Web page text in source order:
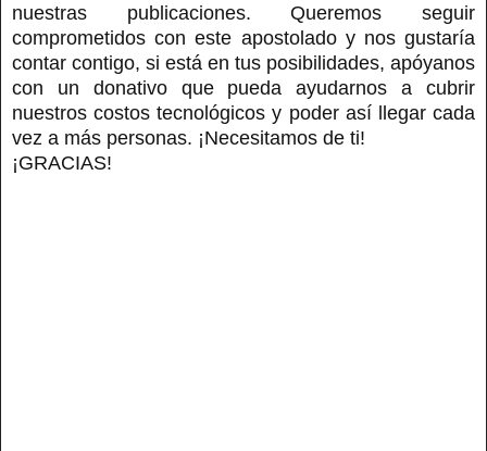
nuestras publicaciones. Queremos seguir
comprometidos con este apostolado y nos gustaría
contar contigo, si está en tus posibilidades, apóyanos
con un donativo que pueda ayudarnos a cubrir
nuestros costos tecnológicos y poder así llegar cada
vez a más personas. ¡Necesitamos de ti!
¡GRACIAS!